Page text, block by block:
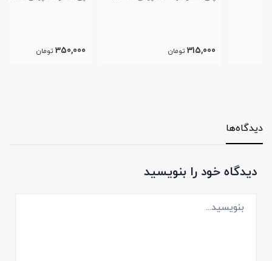
تومان تومان
دیدگاه‌ها
دیدگاه خود را بنویسید